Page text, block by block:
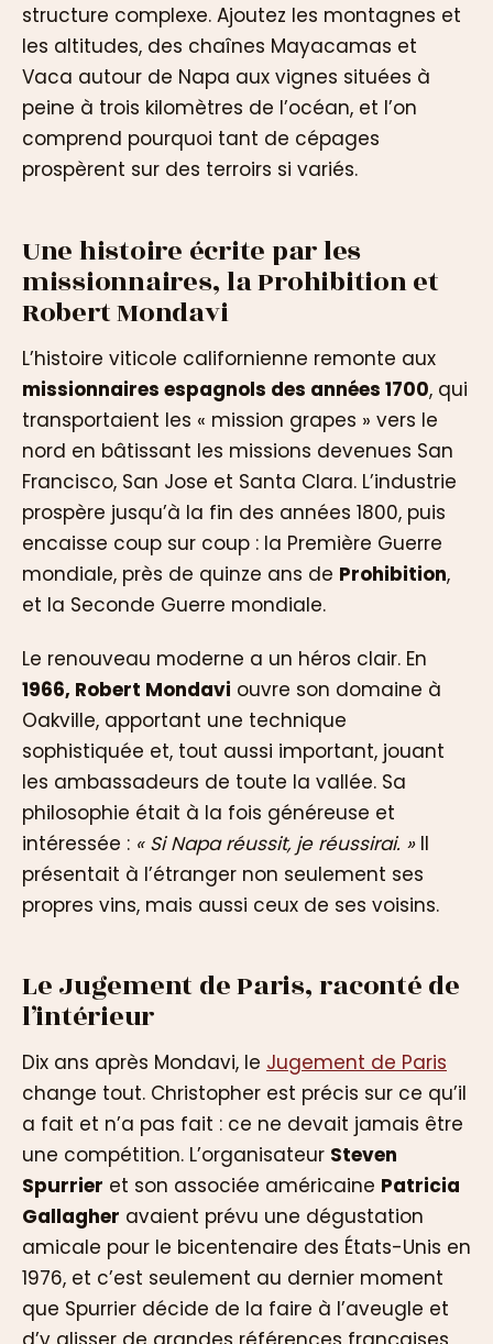
structure complexe. Ajoutez les montagnes et
les altitudes, des chaînes Mayacamas et
Vaca autour de Napa aux vignes situées à
peine à trois kilomètres de l’océan, et l’on
comprend pourquoi tant de cépages
prospèrent sur des terroirs si variés.
Une histoire écrite par les
missionnaires, la Prohibition et
Robert Mondavi
L’histoire viticole californienne remonte aux
missionnaires espagnols des années 1700, qui
transportaient les « mission grapes » vers le
nord en bâtissant les missions devenues San
Francisco, San Jose et Santa Clara. L’industrie
prospère jusqu’à la fin des années 1800, puis
encaisse coup sur coup : la Première Guerre
mondiale, près de quinze ans de Prohibition,
et la Seconde Guerre mondiale.
Le renouveau moderne a un héros clair. En
1966, Robert Mondavi ouvre son domaine à
Oakville, apportant une technique
sophistiquée et, tout aussi important, jouant
les ambassadeurs de toute la vallée. Sa
philosophie était à la fois généreuse et
intéressée : « Si Napa réussit, je réussirai. »Il
présentait à l’étranger non seulement ses
propres vins, mais aussi ceux de ses voisins.
Le Jugement de Paris, raconté de
l’intérieur
Dix ans après Mondavi, le Jugement de Paris
change tout. Christopher est précis sur ce qu’il
a fait et n’a pas fait : ce ne devait jamais être
une compétition. L’organisateur Steven
Spurrier et son associée américaine Patricia
Gallagher avaient prévu une dégustation
amicale pour le bicentenaire des États-Unis en
1976, et c’est seulement au dernier moment
que Spurrier décide de la faire à l’aveugle et